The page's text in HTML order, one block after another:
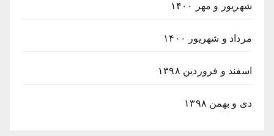
شهریور و مهر ۱۴۰۰
مرداد و شهریور ۱۴۰۰
اسفند و فروردین ۱۳۹۸
دی و بهمن ۱۳۹۸